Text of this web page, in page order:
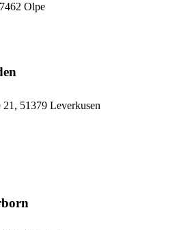
Olpe
21, 51379 Leverkusen